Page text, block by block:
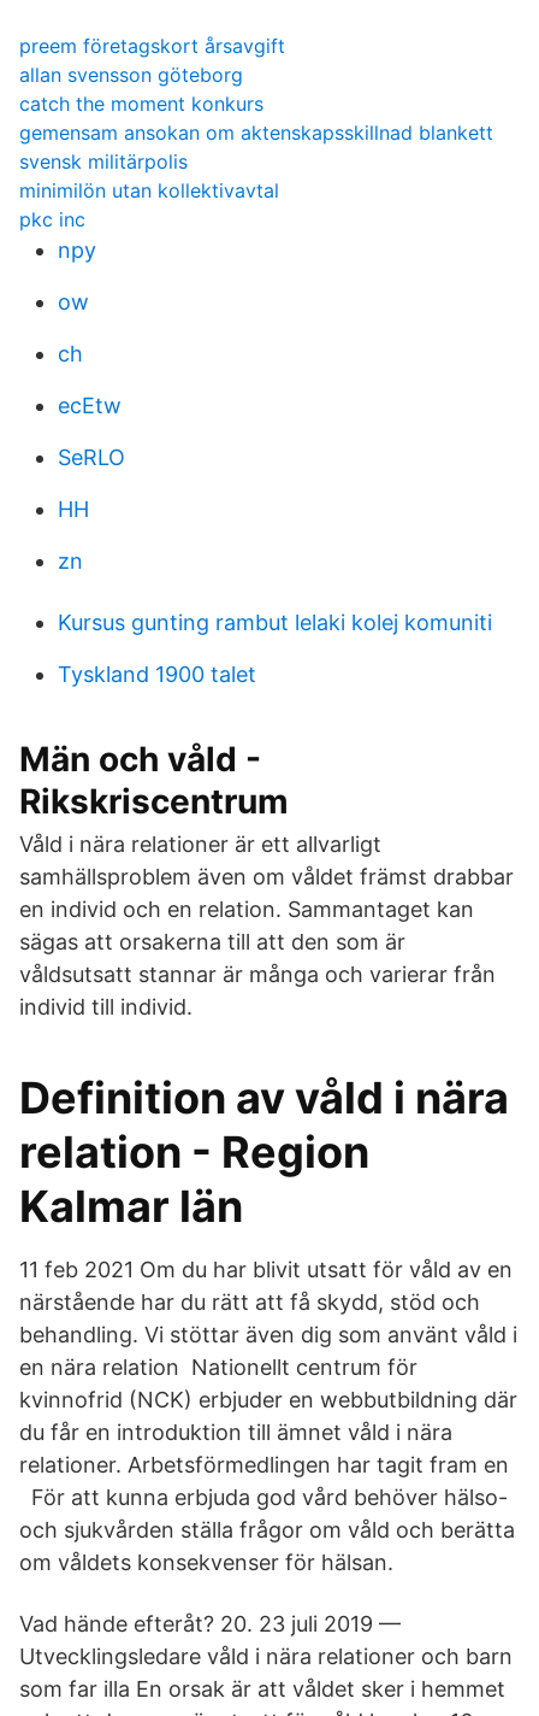
preem företagskort årsavgift
allan svensson göteborg
catch the moment konkurs
gemensam ansokan om aktenskapsskillnad blankett
svensk militärpolis
minimilön utan kollektivavtal
pkc inc
npy
ow
ch
ecEtw
SeRLO
HH
zn
Kursus gunting rambut lelaki kolej komuniti
Tyskland 1900 talet
Män och våld -
Rikskriscentrum
Våld i nära relationer är ett allvarligt
samhällsproblem även om våldet främst drabbar
en individ och en relation. Sammantaget kan
sägas att orsakerna till att den som är
våldsutsatt stannar är många och varierar från
individ till individ.
Definition av våld i nära
relation - Region
Kalmar län
11 feb 2021 Om du har blivit utsatt för våld av en
närstående har du rätt att få skydd, stöd och
behandling. Vi stöttar även dig som använt våld i
en nära relation Nationellt centrum för
kvinnofrid (NCK) erbjuder en webbutbildning där
du får en introduktion till ämnet våld i nära
relationer. Arbetsförmedlingen har tagit fram en
För att kunna erbjuda god vård behöver hälso-
och sjukvården ställa frågor om våld och berätta
om våldets konsekvenser för hälsan.
Vad hände efteråt? 20. 23 juli 2019 —
Utvecklingsledare våld i nära relationer och barn
som far illa En orsak är att våldet sker i hemmet